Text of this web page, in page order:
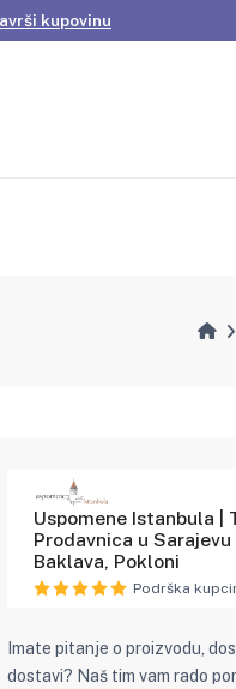
kupovinu
Pogledaj ponudu
Uspomene Istanbula |
Prodavnica u Sarajevu
Baklava, Pokloni
Podrška
Imate pitanje o proizvodu,
dostavi? Naš tim vam rado